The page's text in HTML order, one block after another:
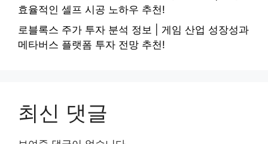
효율적인 셀프 시공 노하우 추천!
로블록스 주가 투자 분석 정보 | 게임 산업 성장성과
메타버스 플랫폼 투자 전망 추천!
최신 댓글